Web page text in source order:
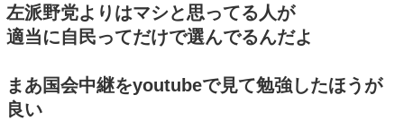
左派野党よりはマシと思ってる人が
適当に自民ってだけで選んでるんだよ
まあ国会中継をyoutubeで見て勉強したほうが
良い